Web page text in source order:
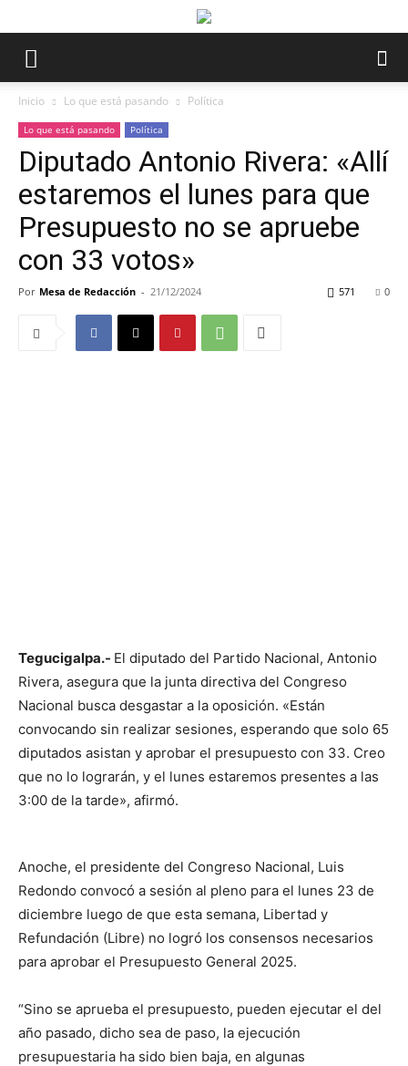
Inicio Lo que está pasando Política
Lo que está pasando Política
Diputado Antonio Rivera: «Allí
estaremos el lunes para que
Presupuesto no se apruebe
con 33 votos»
Por Mesa de Redacción - 21/12/2024 0
571
Tegucigalpa.- El diputado del Partido Nacional, Antonio
Rivera, asegura que la junta directiva del Congreso
Nacional busca desgastar a la oposición. «Están
convocando sin realizar sesiones, esperando que solo 65
diputados asistan y aprobar el presupuesto con 33. Creo
que no lo lograrán, y el lunes estaremos presentes a las
3:00 de la tarde», afirmó.
Anoche, el presidente del Congreso Nacional, Luis
Redondo convocó a sesión al pleno para el lunes 23 de
diciembre luego de que esta semana, Libertad y
Refundación (Libre) no logró los consensos necesarios
para aprobar el Presupuesto General 2025.
“Sino se aprueba el presupuesto, pueden ejecutar el del
año pasado, dicho sea de paso, la ejecución
presupuestaria ha sido bien baja, en algunas